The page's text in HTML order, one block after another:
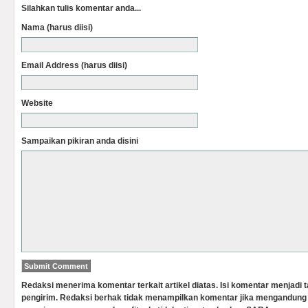
Silahkan tulis komentar anda...
Nama (harus diisi)
Email Address (harus diisi)
Website
Sampaikan pikiran anda disini
Redaksi menerima komentar terkait artikel diatas. Isi komentar menjadi
pengirim. Redaksi berhak tidak menampilkan komentar jika